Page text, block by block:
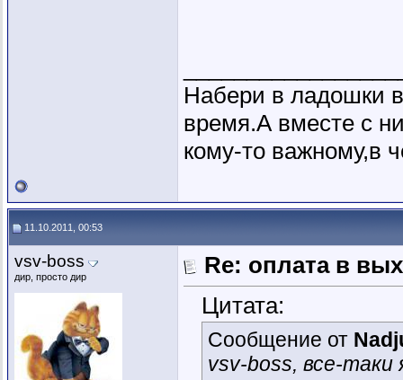
Набери в ладошки
время.А вместе с
кому-то важному,в
11.10.2011, 00:53
vsv-boss
дир, просто дир
Re: оплата в
Цитата:
Сообщение от
vsv-boss, все-